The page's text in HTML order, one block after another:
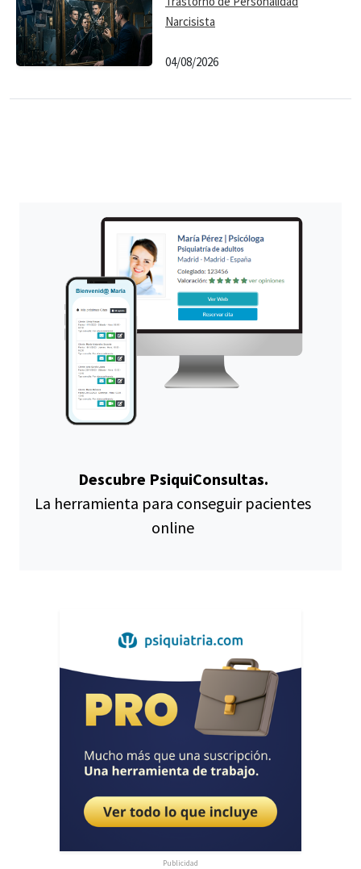
Narcisista
04/08/2026
Descubre PsiquiConsultas.
La herramienta para conseguir pacientes
online
Publicidad